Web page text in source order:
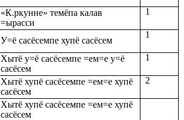
«К.ркунне» темёпа калав
=ырасси
1
У=ё сасёсемпе хупё сасёсем
1
Хытё у=ё сасёсемпе =ем=е у=ё
сасёсем
1
Хытё хупё сасёсемпе =ем=е хупё
сасёсем
2
Хытё хупё сасёсемпе =ем=е хупё
сасёсем